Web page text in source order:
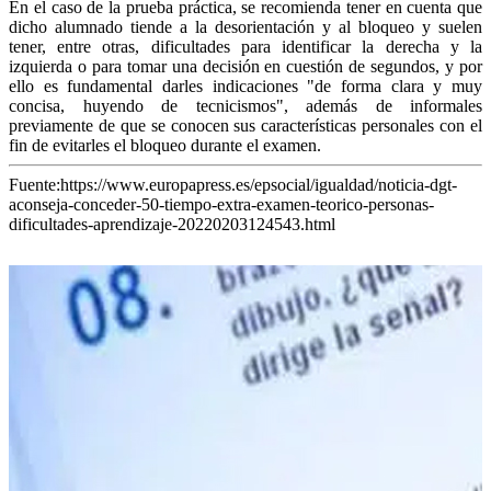
En el caso de la prueba práctica, se recomienda tener en cuenta que
dicho alumnado tiende a la desorientación y al bloqueo y suelen
tener, entre otras, dificultades para identificar la derecha y la
izquierda o para tomar una decisión en cuestión de segundos, y por
ello es fundamental darles indicaciones "de forma clara y muy
concisa, huyendo de tecnicismos", además de informales
previamente de que se conocen sus características personales con el
fin de evitarles el bloqueo durante el examen.
Fuente:https://www.europapress.es/epsocial/igualdad/noticia-dgt-
aconseja-conceder-50-tiempo-extra-examen-teorico-personas-
dificultades-aprendizaje-20220203124543.html